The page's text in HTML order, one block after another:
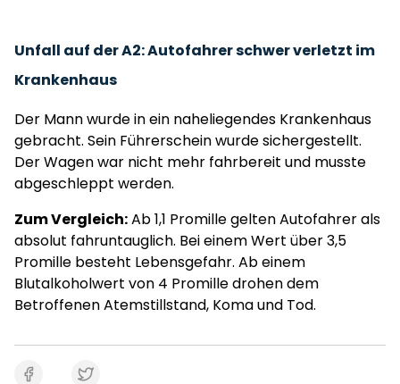
Unfall auf der A2: Autofahrer schwer verletzt im
Krankenhaus
Der Mann wurde in ein naheliegendes Krankenhaus
gebracht. Sein Führerschein wurde sichergestellt.
Der Wagen war nicht mehr fahrbereit und musste
abgeschleppt werden.
Zum Vergleich:Ab 1,1 Promille gelten Autofahrer als
absolut fahruntauglich. Bei einem Wert über 3,5
Promille besteht Lebensgefahr. Ab einem
Blutalkoholwert von 4 Promille drohen dem
Betroffenen Atemstillstand, Koma und Tod.